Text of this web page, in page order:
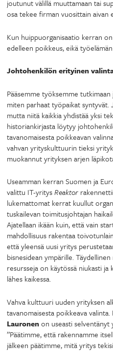
joutunut välillä muuttamaan tai
osa tekee firman vuosittain aivan
Kun huippuorganisaatio kerran
edelleen poikkeus, eikä
Johtohenkilön erityinen
Pääsemme työksemme
miten parhaat työpaikat
mutta niitä kaikkia yhdistää yksi
historiankirjasta löytyy
tavanomaisesta poikkeavan
vahvan yrityskulttuurin tieksi
muokannut yrityksen arjen
Useamman kerran Suomen ja
valittu IT-yritysReaktor
lukemattomat kerrat kuullut
tuskailevan toimitusjohtajan
Ajatellaan ikään kuin, että vain
mahdollisuus rakentaa
että yleensä uusi yritys
bisnesidean ympärille.
resursseja on käytössä niukasti
lähes kaikessa.
Vahva kulttuuri uuden yrityksen
tavanomaisesta poikkeava
Lauronenon useasti selventänyt
”Päätimme, että rakennamme
jälkeen päätimme, mitä yritys